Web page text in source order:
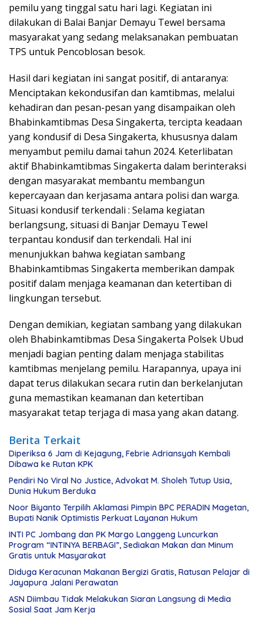
pemilu yang tinggal satu hari lagi. Kegiatan ini
dilakukan di Balai Banjar Demayu Tewel bersama
masyarakat yang sedang melaksanakan pembuatan
TPS untuk Pencoblosan besok.
Hasil dari kegiatan ini sangat positif, di antaranya:
Menciptakan kekondusifan dan kamtibmas, melalui
kehadiran dan pesan-pesan yang disampaikan oleh
Bhabinkamtibmas Desa Singakerta, tercipta keadaan
yang kondusif di Desa Singakerta, khususnya dalam
menyambut pemilu damai tahun 2024. Keterlibatan
aktif Bhabinkamtibmas Singakerta dalam berinteraksi
dengan masyarakat membantu membangun
kepercayaan dan kerjasama antara polisi dan warga.
Situasi kondusif terkendali : Selama kegiatan
berlangsung, situasi di Banjar Demayu Tewel
terpantau kondusif dan terkendali. Hal ini
menunjukkan bahwa kegiatan sambang
Bhabinkamtibmas Singakerta memberikan dampak
positif dalam menjaga keamanan dan ketertiban di
lingkungan tersebut.
Dengan demikian, kegiatan sambang yang dilakukan
oleh Bhabinkamtibmas Desa Singakerta Polsek Ubud
menjadi bagian penting dalam menjaga stabilitas
kamtibmas menjelang pemilu. Harapannya, upaya ini
dapat terus dilakukan secara rutin dan berkelanjutan
guna memastikan keamanan dan ketertiban
masyarakat tetap terjaga di masa yang akan datang.
Berita Terkait
Diperiksa 6 Jam di Kejagung, Febrie Adriansyah Kembali
Dibawa ke Rutan KPK
Pendiri No Viral No Justice, Advokat M. Sholeh Tutup Usia,
Dunia Hukum Berduka
Noor Biyanto Terpilih Aklamasi Pimpin BPC PERADIN Magetan,
Bupati Nanik Optimistis Perkuat Layanan Hukum
INTI PC Jombang dan PK Margo Langgeng Luncurkan
Program “INTINYA BERBAGI”, Sediakan Makan dan Minum
Gratis untuk Masyarakat
Diduga Keracunan Makanan Bergizi Gratis, Ratusan Pelajar di
Jayapura Jalani Perawatan
ASN Diimbau Tidak Melakukan Siaran Langsung di Media
Sosial Saat Jam Kerja